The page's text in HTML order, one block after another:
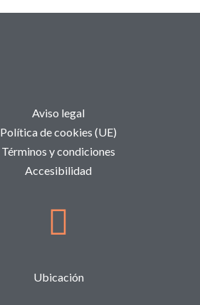
Aviso legal
Política de cookies (UE)
Términos y condiciones
Accesibilidad
Ubicación